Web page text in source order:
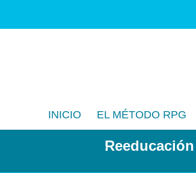
INICIO EL MÉTODO RPG
CONTACTA